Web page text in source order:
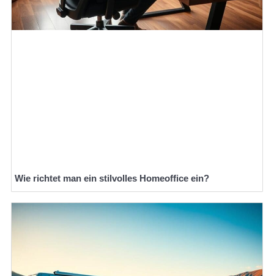
Wie richtet man ein stilvolles Homeoffice ein?